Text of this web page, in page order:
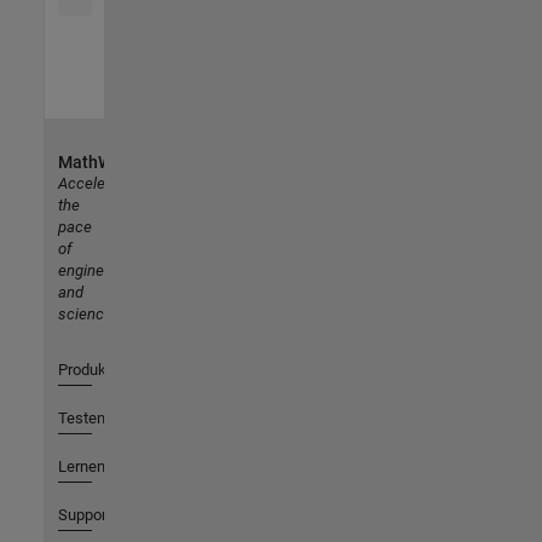
MathWorks
Accelerating
the
pace
of
engineering
and
science
Produkte
Testen oder Kaufen
Lernen
Support